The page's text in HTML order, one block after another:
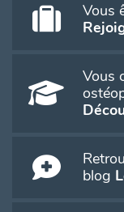
Vous
Vous
blog